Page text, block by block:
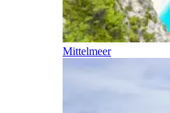
Mittelmeer